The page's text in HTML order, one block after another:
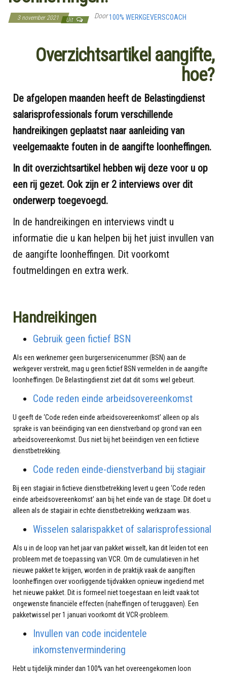
3 november 2021 Uit Door100% WERKGEVERSCOACH
Overzichtsartikel aangifte,
hoe?
De afgelopen maanden heeft de Belastingdienst
salarisprofessionals forum verschillende
handreikingen geplaatst naar aanleiding van
veelgemaakte fouten in de aangifte loonheffingen.
In dit overzichtsartikel hebben wij deze voor u op
een rij gezet. Ook zijn er 2 interviews over dit
onderwerp toegevoegd.
In de handreikingen en interviews vindt u
informatie die u kan helpen bij het juist invullen van
de aangifte loonheffingen. Dit voorkomt
foutmeldingen en extra werk.
Handreikingen
Gebruik geen fictief BSN
Als een werknemer geen burgerservicenummer (BSN) aan de
werkgever verstrekt, mag u geen fictief BSN vermelden in de aangifte
loonheffingen. De Belastingdienst ziet dat dit soms wel gebeurt.
Code reden einde arbeidsovereenkomst
U geeft de ‘Code reden einde arbeidsovereenkomst’ alleen op als
sprake is van beëindiging van een dienstverband op grond van een
arbeidsovereenkomst. Dus niet bij het beëindigen ven een fictieve
dienstbetrekking.
Code reden einde-dienstverband bij stagiair
Bij een stagiair in fictieve dienstbetrekking levert u geen ‘Code reden
einde arbeidsovereenkomst’ aan bij het einde van de stage. Dit doet u
alleen als de stagiair in echte dienstbetrekking werkzaam was.
Wisselen salarispakket of salarisprofessional
Als u in de loop van het jaar van pakket wisselt, kan dit leiden tot een
probleem met de toepassing van VCR. Om de cumulatieven in het
nieuwe pakket te krijgen, worden in de praktijk vaak de aangiften
loonheffingen over voorliggende tijdvakken opnieuw ingediend met
het nieuwe pakket. Dit is formeel niet toegestaan en leidt vaak tot
ongewenste financiële effecten (naheffingen of teruggaven). Een
pakketwissel per 1 januari voorkomt dit VCR-probleem.
Invullen van code incidentele
inkomstenvermindering
Hebt u tijdelijk minder dan 100% van het overeengekomen loon